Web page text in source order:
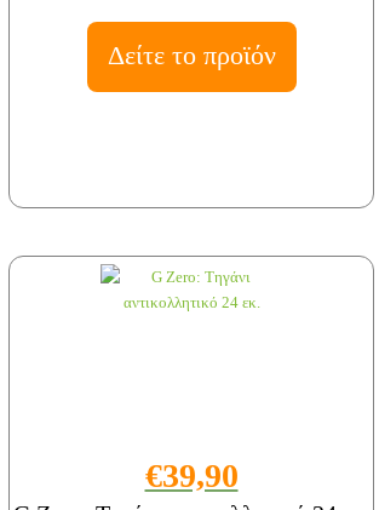
Δείτε το προϊόν
€39,90